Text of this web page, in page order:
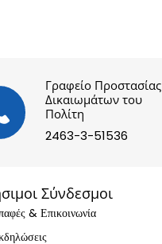
Γραφείο Προστασίας
Δικαιωμάτων του
Πολίτη
2463-3-51536
Σύνδεσμοι
& Επικοινωνία